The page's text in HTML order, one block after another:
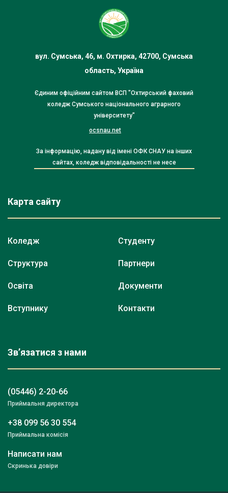
вул. Сумська, 46, м. Охтирка, 42700, Сумська
область, Україна
Єдиним офіційним сайтом ВСП "Охтирський фаховий
коледж Сумського національного аграрного
університету"
ocsnau.net
За інформацію, надану від імені ОФК СНАУ на інших
сайтах, коледж відповідальності не несе
Карта сайту
Коледж
Структура
Освіта
Вступнику
Студенту
Партнери
Документи
Контакти
Зв’язатися з нами
(05446) 2-20-66
Приймальня директора
+38 099 56 30 554
Приймальна комісія
Написати нам
Скринька довіри